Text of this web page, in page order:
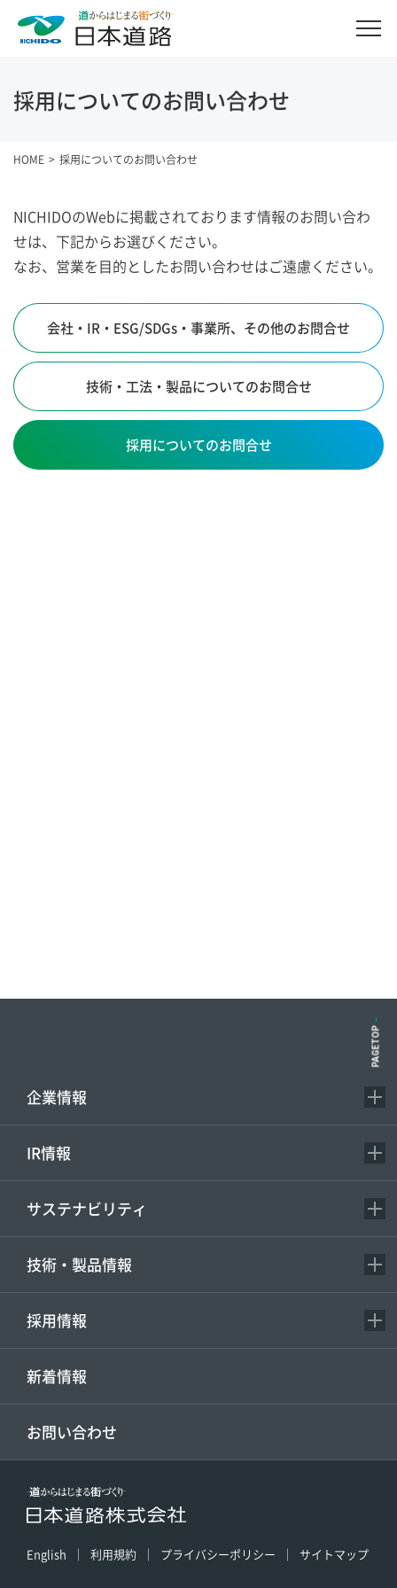
採用についてのお問い合わせ
HOME 採用についてのお問い合わせ
NICHIDOのWebに掲載されております情報のお問い合わ
せは、下記からお選びください。
なお、営業を目的としたお問い合わせはご遠慮ください。
会社・IR・ESG/SDGs・事業所、その他のお問合せ
技術・工法・製品についてのお問合せ
採用についてのお問合せ
PAGETOP
企業情報
IR情報
サステナビリティ
技術・製品情報
採用情報
新着情報
お問い合わせ
English 利用規約 プライバシーポリシー サイトマップ